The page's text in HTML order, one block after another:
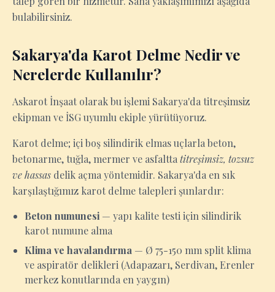
bulabilirsiniz.
Sakarya'da Karot Delme Nedir ve
Nerelerde Kullanılır?
Askarot İnşaat olarak bu işlemi Sakarya'da titreşimsiz
ekipman ve İSG uyumlu ekiple yürütüyoruz.
Karot delme; içi boş silindirik elmas uçlarla beton,
betonarme, tuğla, mermer ve asfaltta titreşimsiz, tozsuz
ve hassas delik açma yöntemidir. Sakarya'da en sık
karşılaştığımız karot delme talepleri şunlardır:
Beton numunesi — yapı kalite testi için silindirik
karot numune alma
Klima ve havalandırma — Ø 75-150 mm split klima
ve aspiratör delikleri (Adapazarı, Serdivan, Erenler
merkez konutlarında en yaygın)